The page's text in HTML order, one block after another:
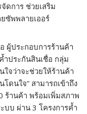
ดการ ช่วยเสริม
ซัพพลายเออร์
ผู้ประกอบการร้านค้า
ำประกันสินเชื่อ กลุ่ม
จว่าจะช่วยให้ร้านค้า
โดนใจ” สามารถเข้าถึง
ร้านค้า พร้อมเพิ่มสภาพ
บบ ผ่าน 3 โครงการค้ำ